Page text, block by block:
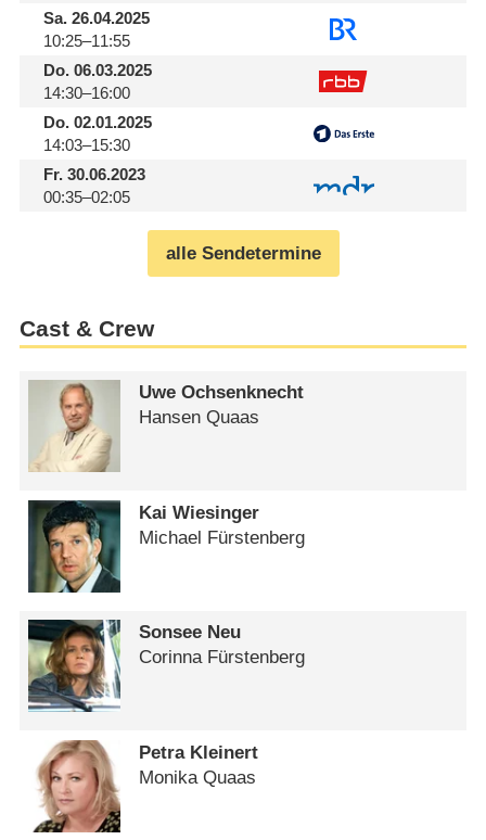
Sa.26.04.2025
10:25–11:55
Do.06.03.2025
14:30–16:00
Do.02.01.2025
14:03–15:30
Fr.30.06.2023
00:35–02:05
alle Sendetermine
Cast & Crew
Uwe Ochsenknecht
Hansen Quaas
Kai Wiesinger
Michael Fürstenberg
Sonsee Neu
Corinna Fürstenberg
Petra Kleinert
Monika Quaas